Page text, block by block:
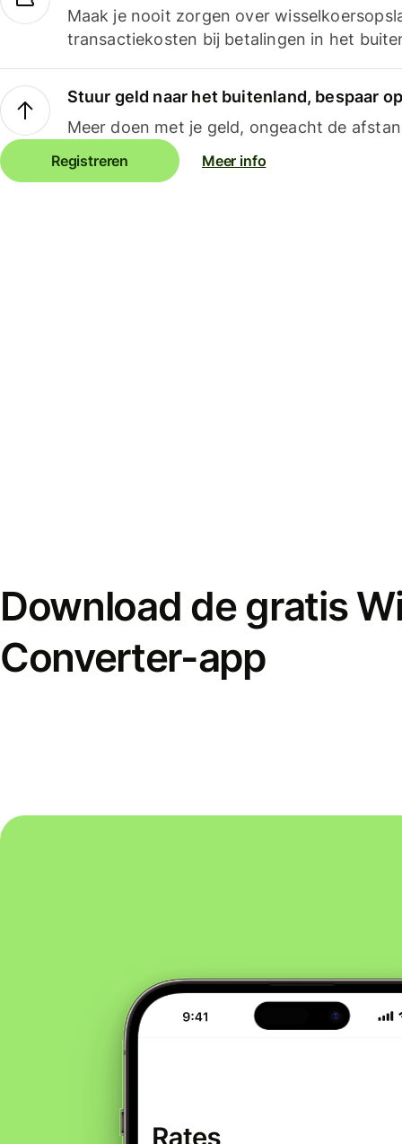
Maak je nooit zorgen over
transactiekosten bij betalingen in het
Stuur geld naar het buitenland, bespaar
Meer doen met je geld, ongeacht de
Registreren Meer info
Download de gratis
Converter-app